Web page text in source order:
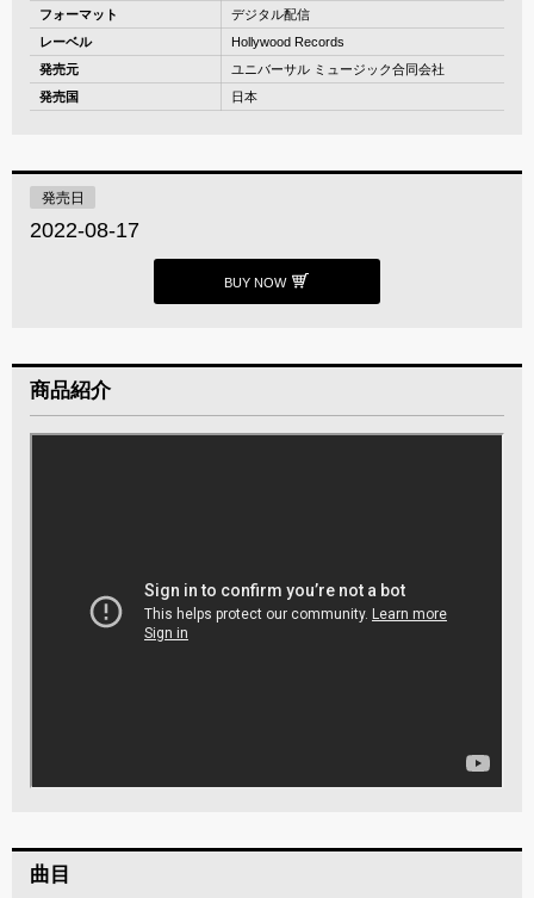
フォーマット
デジタル配信
レーベル
Hollywood Records
発売元
ユニバーサル ミュージック合同会社
発売国
日本
発売日
2022-08-17
BUY NOW
商品紹介
曲目